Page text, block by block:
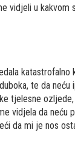
vidjeli u kakvom
katastrofalno
te da neću
tjelesne
vidjela da neću
da mi je nos